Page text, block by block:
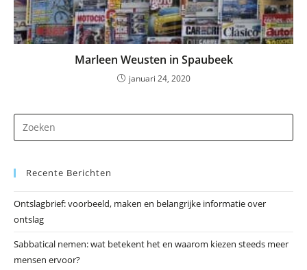
Marleen Weusten in Spaubeek
januari 24, 2020
op
Recente Berichten
Ontslagbrief: voorbeeld, maken en belangrijke informatie over
ontslag
Sabbatical nemen: wat betekent het en waarom kiezen steeds meer
mensen ervoor?